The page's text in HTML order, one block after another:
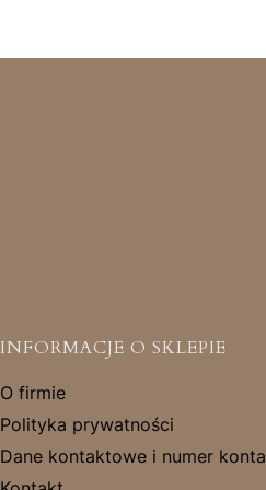
INFORMACJE O SKLEPIE
O firmie
Polityka prywatności
Dane kontaktowe i numer konta